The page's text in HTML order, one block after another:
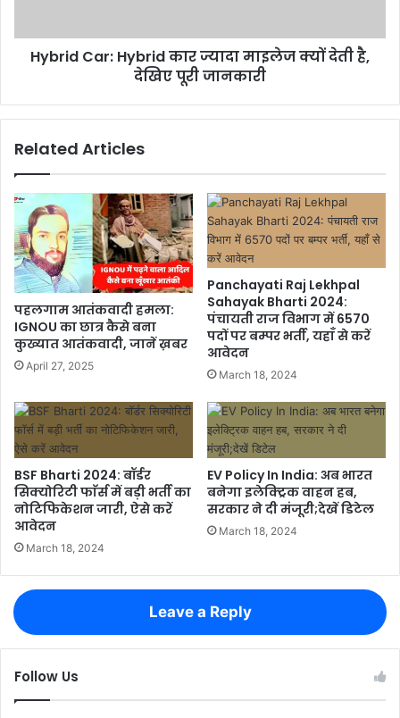
Hybrid Car: Hybrid कार ज्यादा माइलेज क्यों देती है,
देखिए पूरी जानकारी
Related Articles
पहलगाम आतंकवादी हमला:
IGNOU का छात्र कैसे बना
कुख्यात आतंकवादी, जानें ख़बर
April 27, 2025
Panchayati Raj Lekhpal
Sahayak Bharti 2024:
पंचायती राज विभाग में 6570
पदों पर बम्पर भर्ती, यहाँ से करें
आवेदन
March 18, 2024
BSF Bharti 2024: बॉर्डर
सिक्योरिटी फाॅर्स में बड़ी भर्ती का
नोटिफिकेशन जारी, ऐसे करें
आवेदन
March 18, 2024
EV Policy In India: अब भारत
बनेगा इलेक्ट्रिक वाहन हब,
सरकार ने दी मंजूरी;देखें डिटेल
March 18, 2024
Leave a Reply
Follow Us